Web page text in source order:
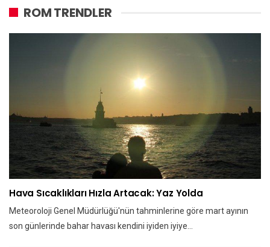
ROM TRENDLER
Hava Sıcaklıkları Hızla Artacak: Yaz Yolda
Meteoroloji Genel Müdürlüğü'nün tahminlerine göre mart ayının
son günlerinde bahar havası kendini iyiden iyiye…